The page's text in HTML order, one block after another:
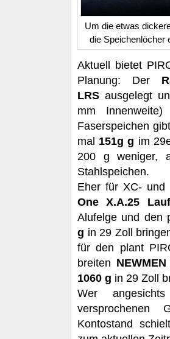
Um die etwas
die Speichenlöcher
Aktuell bietet
Planung: Der
LRS ausgelegt
mm
Faserspeichen
mal 151g g im
200 g weniger,
Stahlspeichen.
Eher für XC-
One X.A.25
Alufelge und
g in 29 Zoll
für den plant
breiten
1060 g in 29 Zoll
Wer
versprochenen
Kontostand